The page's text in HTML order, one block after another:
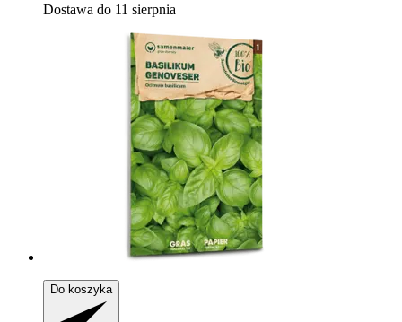
Dostawa do 11 sierpnia
Do koszyka